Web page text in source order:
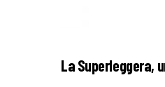
La Superleggera,